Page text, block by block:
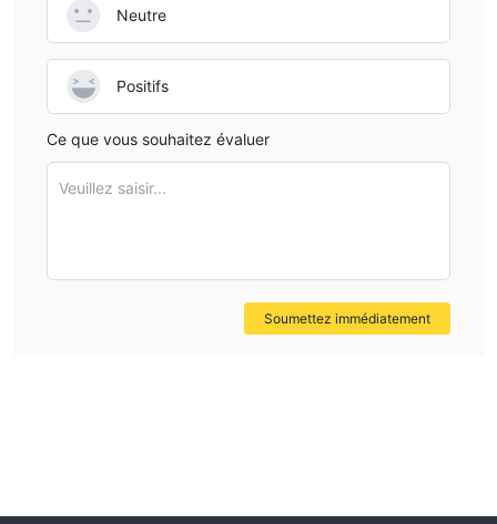
Neutre
Positifs
Ce que vous souhaitez évaluer
Veuillez saisir...
Soumettez immédiatement